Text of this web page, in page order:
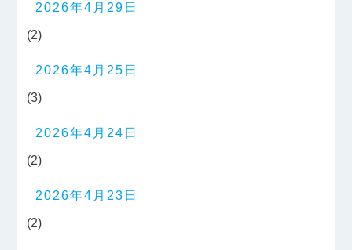
2026年4月29日
(2)
2026年4月25日
(3)
2026年4月24日
(2)
2026年4月23日
(2)